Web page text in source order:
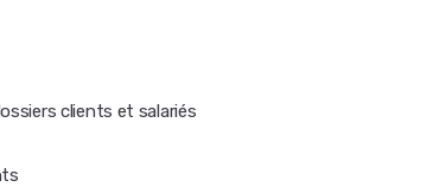
clients et salariés